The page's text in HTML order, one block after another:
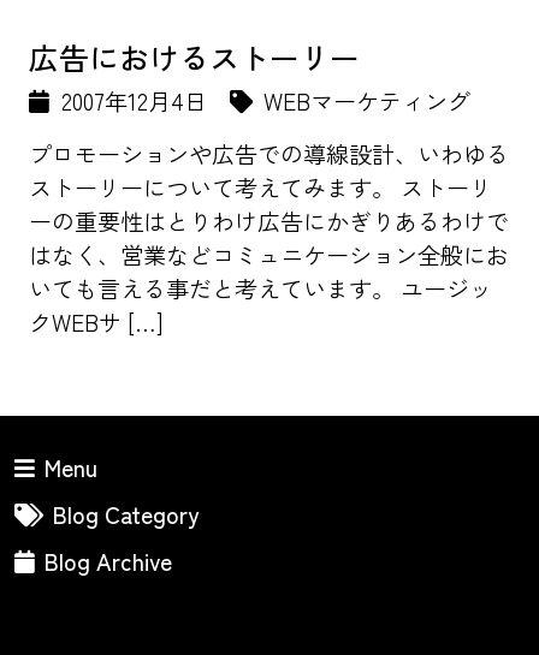
広告におけるストーリー
2007年12月4日
WEBマーケティング
プロモーションや広告での導線設計、いわゆる
ストーリーについて考えてみます。 ストーリ
ーの重要性はとりわけ広告にかぎりあるわけで
はなく、営業などコミュニケーション全般にお
いても言える事だと考えています。 ユージッ
クWEBサ […]
Menu
Blog Category
Blog Archive